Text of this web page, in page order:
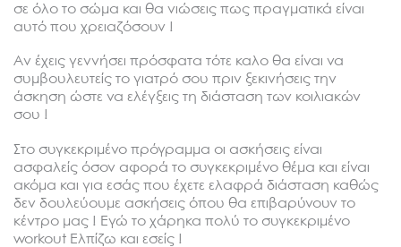
σε όλο το σώμα και θα νιώσεις πως πραγματικά είναι
αυτό που χρειαζόσουν !
Αν έχεις γεννήσει πρόσφατα τότε καλο θα είναι να
συμβουλευτείς το γιατρό σου πριν ξεκινήσεις την
άσκηση ώστε να ελέγξεις τη διάσταση των κοιλιακών
σου !
Στο συγκεκριμένο πρόγραμμα οι ασκήσεις είναι
ασφαλείς όσον αφορά το συγκεκριμένο θέμα και είναι
ακόμα και για εσάς που έχετε ελαφρά διάσταση καθώς
δεν δουλεύουμε ασκήσεις όπου θα επιβαρύνουν το
κέντρο μας ! Εγώ το χάρηκα πολύ το συγκεκριμένο
workout Ελπίζω και εσείς !